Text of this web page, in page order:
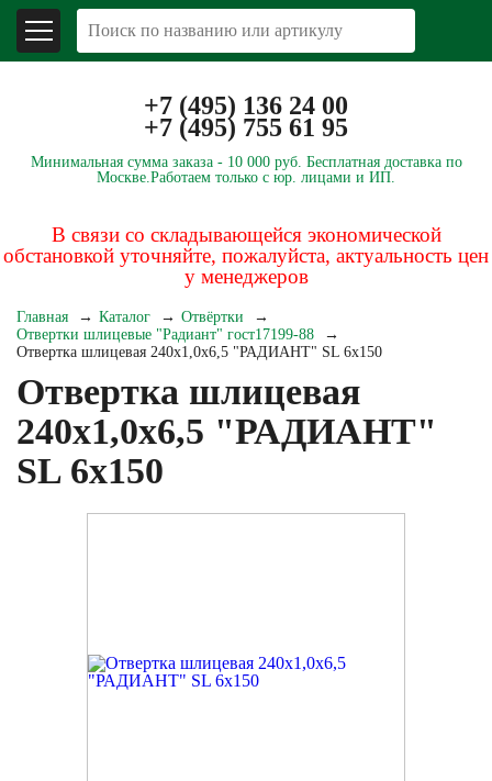
+7 (495) 136 24 00
+7 (495) 755 61 95
Минимальная сумма заказа - 10 000 руб. Бесплатная доставка по
Москве.Работаем только с юр. лицами и ИП.
В связи со складывающейся экономической
обстановкой уточняйте, пожалуйста, актуальность цен
у менеджеров
Главная Каталог
Отвёртки
Отвертки шлицевые "Радиант" гост17199-88
Отвертка шлицевая 240х1,0х6,5 "РАДИАНТ" SL 6х150
Отвертка шлицевая
240х1,0х6,5 "РАДИАНТ"
SL 6х150